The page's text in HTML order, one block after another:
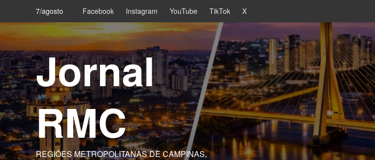
content
7/agosto Facebook Instagram YouTube TikTok X
Jornal
RMC
REGIÕES METROPOLITANAS DE CAMPINAS,